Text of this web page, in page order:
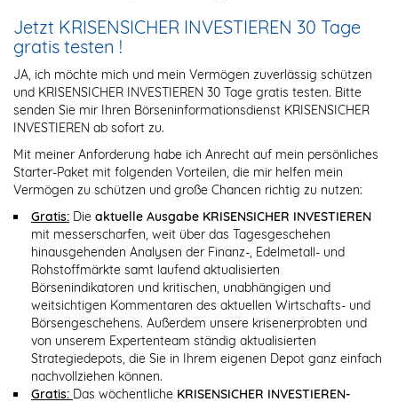
Jetzt KRISENSICHER INVESTIEREN 30 Tage
gratis testen !
JA, ich möchte mich und mein Vermögen zuverlässig schützen
und KRISENSICHER INVESTIEREN 30 Tage gratis testen. Bitte
senden Sie mir Ihren Börseninformationsdienst KRISENSICHER
INVESTIEREN ab sofort zu.
Mit meiner Anforderung habe ich Anrecht auf mein persönliches
Starter-Paket mit folgenden Vorteilen, die mir helfen mein
Vermögen zu schützen und große Chancen richtig zu nutzen:
Gratis: Die aktuelle Ausgabe KRISENSICHER INVESTIEREN
mit messerscharfen, weit über das Tagesgeschehen
hinausgehenden Analysen der Finanz-, Edelmetall- und
Rohstoffmärkte samt laufend aktualisierten
Börsenindikatoren und kritischen, unabhängigen und
weitsichtigen Kommentaren des aktuellen Wirtschafts- und
Börsengeschehens. Außerdem unsere krisenerprobten und
von unserem Expertenteam ständig aktualisierten
Strategiedepots, die Sie in Ihrem eigenen Depot ganz einfach
nachvollziehen können.
Gratis: Das wöchentliche KRISENSICHER INVESTIEREN-